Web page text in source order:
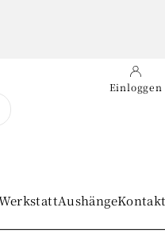
Einloggen
AushängeKontakt